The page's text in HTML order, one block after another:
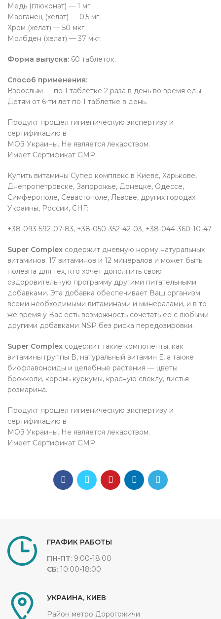
Медь (глюконат) — 1 мг.
Марганец (хелат) — 0,5 мг.
Хром (хелат) — 50 мкг.
Молбден (хелат) — 37 мкг.
Форма выпуска: 60 таблеток.
Способ применения:
Взрослым — по 1 таблетке 2 раза в день во время еды.
Детям от 6-ти лет по 1 таблетке в день.
Продукт прошел гигиеническую экспертизу и
сертификацию в
МОЗ Украины. Не является лекарством.
Имеет Cертификат GMP.
Купить витамины Супер комплекс в Киеве, Харькове,
Днепропетровске, Запорожье, Донецке, Одессе,
Симферополе, Севастополе, Львове, других городах
Украины, России, СНГ:
+38-093-592-07-83, +38-050-352-42-03, +38-044-360-10-47
Super Complex содержит дневную норму натуральных
витаминов: 17 витаминов и 12 минералов и может быть
полезна для тех, кто хочет дополнить свою
оздоровительную программу другими питательными
добавками. Эта добавка обеспечивает Ваш организм
всеми необходимыми витаминами и минералами, и в то
же время у Вас есть возможность сочетать ее с любыми
другими добавками NSP без риска передозировки.
Super Complex содержит такие компоненты, как
витамины группы В, натуральный витамин Е, а также
биофлавоноиды и целебные растения — цветы
брокколи, корень куркумы, красную свеклу, листья
розмарина.
Продукт прошел гигиеническую экспертизу и
сертификацию в
МОЗ Украины. Не является лекарством.
Имеет Cертификат GMP.
ГРАФИК РАБОТЫ
ПН-ПТ: 9:00-18:00
СБ: 10:00-18:00
УКРАИНА, КИЕВ
Район метро Дорогожичи